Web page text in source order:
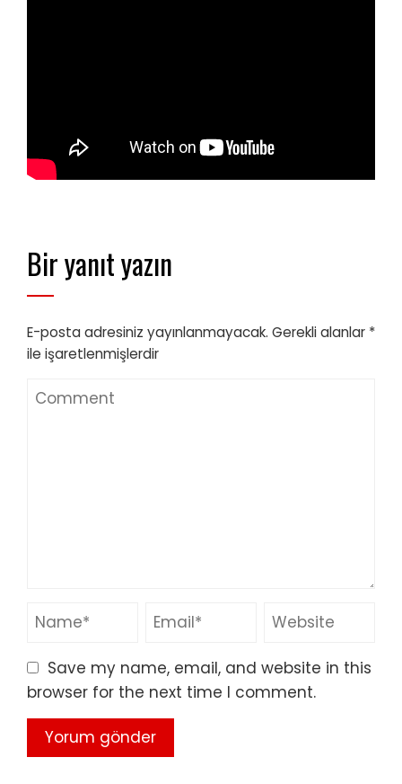
Bir yanıt yazın
E-posta adresiniz yayınlanmayacak. Gerekli alanlar *
ile işaretlenmişlerdir
Save my name, email, and website in this
browser for the next time I comment.